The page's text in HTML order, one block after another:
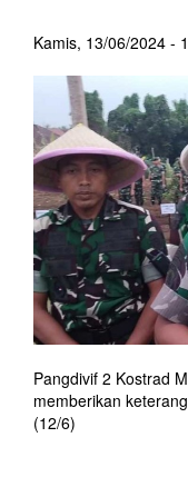
Kamis, 13/06/2024 -
Pangdivif 2 Kostrad
memberikan
(12/6)